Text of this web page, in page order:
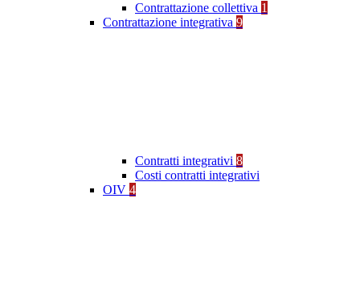
Contrattazione collettiva 1
Contrattazione integrativa 9
Contratti integrativi 8
Costi contratti integrativi
OIV 4